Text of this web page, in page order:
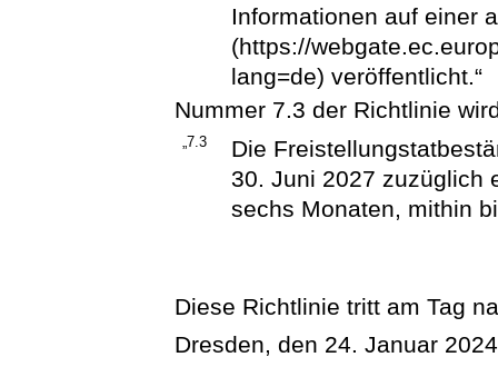
Informationen auf einer
(https://
lang=de) veröffentlicht.“
Nummer 7.3 der Richtlinie
„7.3
Die
30. Juni 2027 zuzüglich
sechs Monaten, mithin
Diese Richtlinie tritt am Tag
Dresden, den 24. Januar 2024